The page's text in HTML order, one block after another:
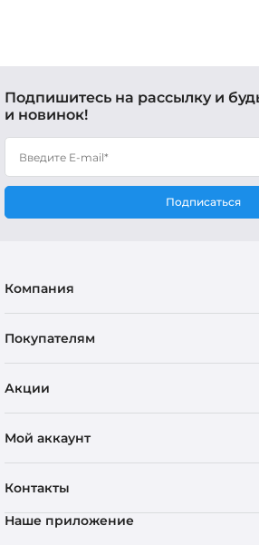
Подпишитесь на рассылку и
и новинок!
Подписаться
Компания
Покупателям
Акции
Мой аккаунт
Контакты
Наше приложение